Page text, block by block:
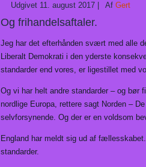
Udgivet 11. august 2017 Af Gert
Og frihandelsaftaler.
Jeg har det efterhånden svært med alle
Liberalt Demokrati i den yderste
standarder end vores, er ligestillet med
Og vi har helt andre standarder – og
nordlige Europa, rettere sagt Norden –
selvforsynende. Og der er en voldsom
England har meldt sig ud af
standarder.